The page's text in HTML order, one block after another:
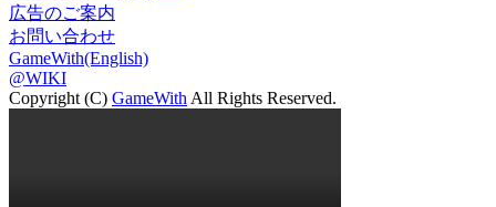
広告のご案内
お問い合わせ
GameWith(English)
@WIKI
Copyright (C) GameWith All Rights Reserved.